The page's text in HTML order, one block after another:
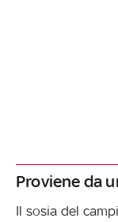
Proviene da
Il sosia del